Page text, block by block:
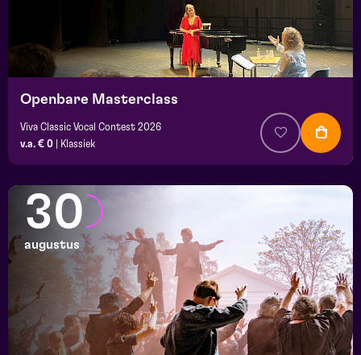
Openbare Masterclass
Viva Classic Vocal Contest 2026
v.a. € 0
Klassiek
30
augustus